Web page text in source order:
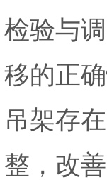
检验与
移的正
吊架存
整，改